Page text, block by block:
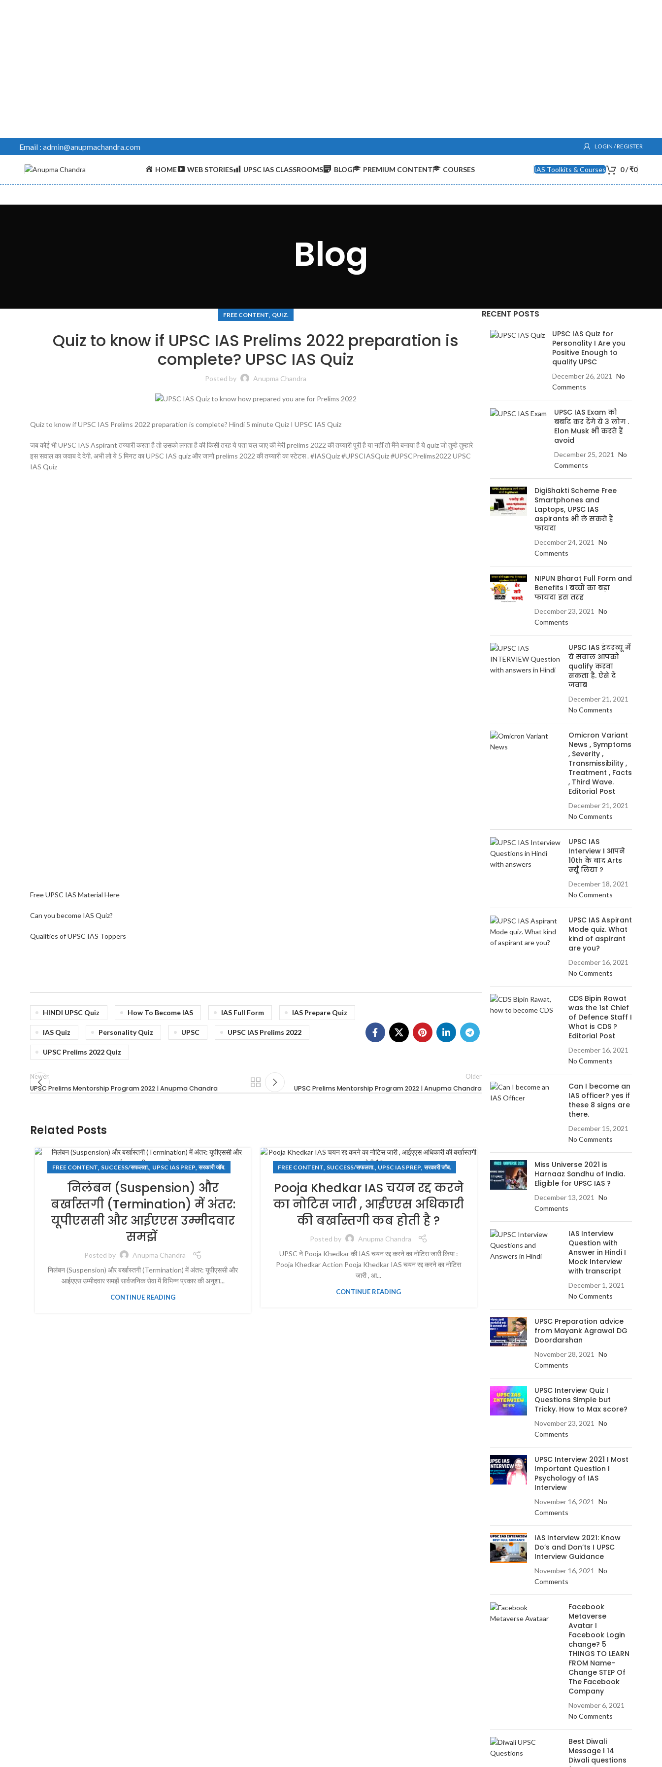
Email : admin@anupmachandra.com LOGIN / REGISTER
HOME WEB STORIES UPSC IAS CLASSROOMS BLOG PREMIUM CONTENT COURSES IAS Toolkits & Courses 0/₹0
Blog
FREE CONTENT, QUIZ.
Quiz to know if UPSC IAS Prelims 2022 preparation is
complete? UPSC IAS Quiz
Posted by Anupma Chandra
Quiz to know if UPSC IAS Prelims 2022 preparation is complete? Hindi 5 minute Quiz I UPSC IAS Quiz
जब कोई भी UPSC IAS Aspirant तय्यारी करता है तो उसको लगता है की किसी तरह ये पता चल जाए की मेरी prelims 2022 की तय्यारी पूरी है या नहीं तो मैंने बनाया है ये quiz जो तुम्हे तुम्हारे
इस सवाल का जवाब दे देगी. अभी लो ये 5 मिनट का UPSC IAS quiz और जानो prelims 2022 की तय्यारी का स्टेटस . #IASQuiz #UPSCIASQuiz #UPSCPrelims2022 UPSC
IAS Quiz
Free UPSC IAS Material Here
Can you become IAS Quiz?
Qualities of UPSC IAS Toppers
HINDI UPSC Quiz How To Become IAS IAS Full Form IAS Prepare Quiz
IAS Quiz Personality Quiz UPSC UPSC IAS Prelims 2022
UPSC Prelims 2022 Quiz
Newer
UPSC Prelims Mentorship Program 2022 | Anupma Chandra
Older
UPSC Prelims Mentorship Program 2022 | Anupma Chandra
Related Posts
FREE CONTENT, SUCCESS/सफलता., UPSC IAS PREP, सरकारी जॉब.
निलंबन (Suspension) और
बर्खास्तगी (Termination) में अंतर:
यूपीएससी और आईएएस उम्मीदवार
समझें
Posted by
Anupma Chandra
निलंबन (Suspension) और बर्खास्तगी (Termination) में अंतर: यूपीएससी और
आईएएस उम्मीदवार समझें सार्वजनिक सेवा में विभिन्न प्रकार की अनुशा...
CONTINUE READING
FREE CONTENT, SUCCESS/सफलता., UPSC IAS PREP,सरकारी जॉब.
Pooja Khedkar IAS चयन रद्द करने
का नोटिस जारी , आईएएस अधिकारी
की बर्खास्तगी कब होती है ?
Posted by
Anupma Chandra
UPSC ने Pooja Khedkar की IAS चयन रद्द करने का नोटिस जारी किया :
Pooja Khedkar Action Pooja Khedkar IAS चयन रद्द करने का नोटिस
जारी , आ...
CONTINUE READING
FREE CONTENT ,SUCCESS/सफलता. ,UPSC IAS PREP
IAS पूजा खेडकर के चयन ने
हलचल: UPSC RPwD
सच्चाई क्या है?
Posted by
Anupma Chandra
IAS Pooja Khedkar के मामले के साथ UPSC RPwD quota
जानें। समझें कि fitness और disability verification IAS
कैसे ...
CONTINUE READING
RECENT POSTS
UPSC IAS Quiz for
Personality I Are you
Positive Enough to
qualify UPSC
December 26, 2021
No
Comments
UPSC IAS Exam को
बर्बाद कर देंगे ये 3 लोग .
Elon Musk भी करते हैं
avoid
December 25, 2021
No
Comments
DigiShakti Scheme Free
Smartphones and
Laptops, UPSC IAS
aspirants भी ले सकते हैं
फायदा
December 24, 2021
No
Comments
NIPUN Bharat Full Form and
Benefits I बच्चों का बड़ा
फायदा इस तरह
December 23, 2021
No
Comments
UPSC IAS इंटरव्यू में
ये सवाल आपको
qualify करवा
सकता है. ऐसे दें
जवाब
December 21, 2021
No Comments
Omicron Variant
News , Symptoms
, Severity ,
Transmissibility ,
Treatment , Facts
, Third Wave.
Editorial Post
December 21, 2021
No Comments
UPSC IAS
Interview I आपने
10th के बाद Arts
क्यूँ लिया ?
December 18, 2021
No Comments
UPSC IAS Aspirant
Mode quiz. What
kind of aspirant
are you?
December 16, 2021
No Comments
CDS Bipin Rawat
was the 1st Chief
of Defence Staff I
What is CDS ?
Editorial Post
December 16, 2021
No Comments
Can I become an
IAS officer? yes if
these 8 signs are
there.
December 15, 2021
No Comments
Miss Universe 2021 is
Harnaaz Sandhu of India.
Eligible for UPSC IAS ?
December 13, 2021
No
Comments
IAS Interview
Question with
Answer in Hindi I
Mock Interview
with transcript
December 1, 2021
No Comments
UPSC Preparation advice
from Mayank Agrawal DG
Doordarshan
November 28, 2021
No
Comments
UPSC Interview Quiz I
Questions Simple but
Tricky. How to Max score?
November 23, 2021
No
Comments
UPSC Interview 2021 I Most
Important Question I
Psychology of IAS
Interview
November 16, 2021
No
Comments
IAS Interview 2021: Know
Do’s and Don’ts I UPSC
Interview Guidance
November 16, 2021
No
Comments
Facebook
Metaverse
Avatar I
Facebook Login
change? 5
THINGS TO LEARN
FROM Name-
Change STEP Of
The Facebook
Company
November 6, 2021
No Comments
Best Diwali
Message I 14
Diwali questions